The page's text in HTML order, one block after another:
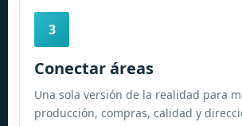
3
Conectar áreas
Una sola versión de la realidad para
producción, compras, calidad y